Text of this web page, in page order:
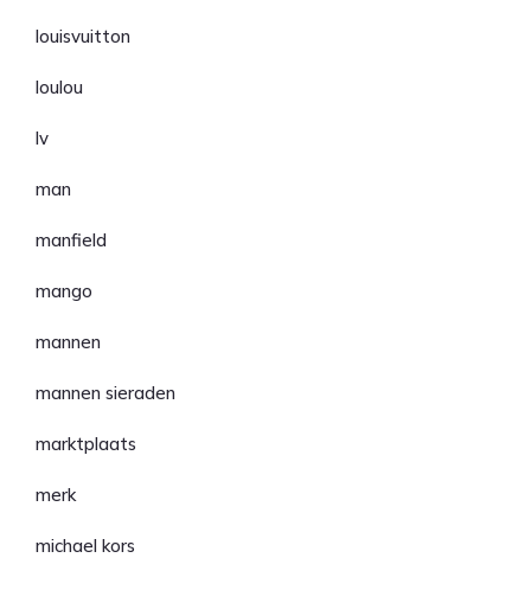
louisvuitton
loulou
lv
man
manfield
mango
mannen
mannen sieraden
marktplaats
merk
michael kors